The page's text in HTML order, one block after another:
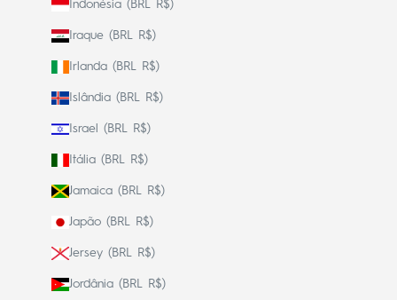
Indonésia (BRL R$)
Iraque (BRL R$)
Irlanda (BRL R$)
Islândia (BRL R$)
Israel (BRL R$)
Itália (BRL R$)
Jamaica (BRL R$)
Japão (BRL R$)
Jersey (BRL R$)
Jordânia (BRL R$)